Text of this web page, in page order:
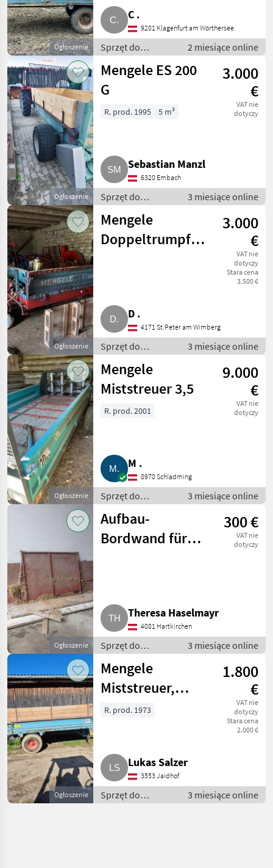
Ogłoszenie
C .
9201 Klagenfurt am Wörthersee
Sprzęt do
nawożenia i
nawadniania /
Rozsiewacze
kompostu i
obornika
2 miesiące online
Ogłoszenie
Mengele ES 200
G
3.000
€
VAT nie
dotyczy
R. prod. 1995 5 m³
Sebastian Manzl
6320 Embach
Sprzęt do
nawożenia i
nawadniania /
Rozsiewacze
kompostu i
3 miesiące online
Ogłoszenie
Mengele
Doppeltrumpf
3.000
€
VAT nie
dotyczy
Stara cena
3.500 €
D .
4171 St.Peter am Wimberg
Sprzęt do
nawożenia i
nawadniania /
Rozsiewacze
kompostu i
obornika
3 miesiące online
Ogłoszenie
Mengele
Miststreuer 3,5
9.000
€
VAT nie
dotyczy
R. prod. 2001
M .
8970 Schladming
Sprzęt do
nawożenia i
nawadniania /
Rozsiewacze
kompostu i
3 miesiące online
Ogłoszenie
Aufbau-
Bordwand für
300 €
VAT nie
dotyczy
Theresa Haselmayr
4081 Hartkirchen
Sprzęt do
nawożenia i
nawadniania /
Rozsiewacze
kompostu i
obornika
3 miesiące online
Ogłoszenie
Mengele
Miststreuer,
Wagen, Doppel-
1.800
€
VAT nie
dotyczy
Stara cena
2.000 €
R. prod. 1973
Lukas Salzer
3553 Jaidhof
Sprzęt do
nawożenia i
3 miesiące online